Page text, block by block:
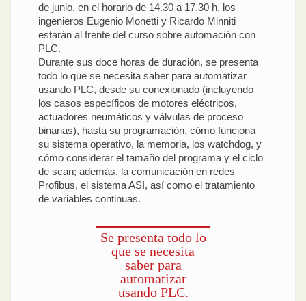
de junio, en el horario de 14.30 a 17.30 h, los
ingenieros Eugenio Monetti y Ricardo Minniti
estarán al frente del curso sobre automación con
PLC.
Durante sus doce horas de duración, se presenta
todo lo que se necesita saber para automatizar
usando PLC, desde su conexionado (incluyendo
los casos específicos de motores eléctricos,
actuadores neumáticos y válvulas de proceso
binarias), hasta su programación, cómo funciona
su sistema operativo, la memoria, los watchdog, y
cómo considerar el tamaño del programa y el ciclo
de scan; además, la comunicación en redes
Profibus, el sistema ASI, así como el tratamiento
de variables continuas.
Se presenta todo lo
que se necesita
saber para
automatizar
usando PLC.